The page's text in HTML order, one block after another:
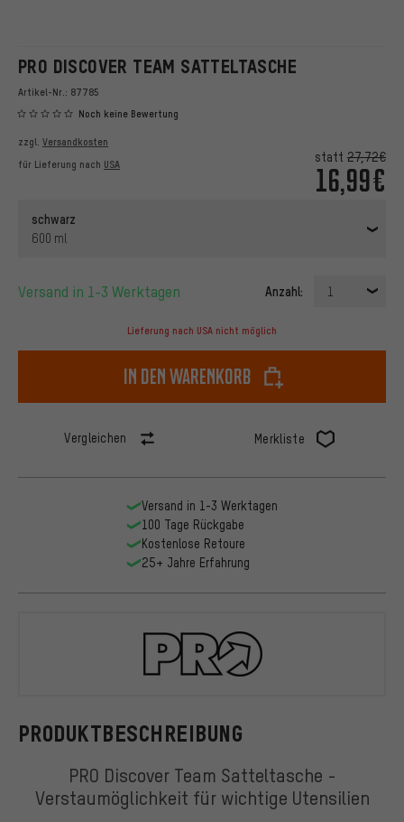
PRO DISCOVER TEAM SATTELTASCHE
Artikel-Nr.: 87785
Noch keine Bewertung
statt 27,72€
16,99€
zzgl. Versandkosten
für Lieferung nach USA
schwarz
600 ml
Versand in 1-3 Werktagen Anzahl: 1
Lieferung nach USA nicht möglich
In den Warenkorb
Vergleichen Merkliste
PRODUKTBESCHREIBUNG
PRO Discover Team Satteltasche -
Verstaumöglichkeit für wichtige Utensilien
Versand in 1-3 Werktagen
100 Tage Rückgabe
Kostenlose Retoure
25+ Jahre Erfahrung